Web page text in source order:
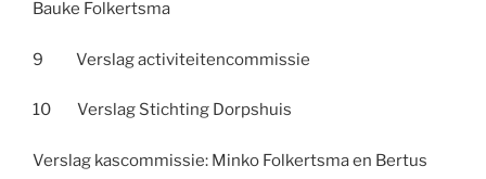
Bauke Folkertsma
9 Verslag activiteitencommissie
10 Verslag Stichting Dorpshuis
Verslag kascommissie: Minko Folkertsma en Bertus